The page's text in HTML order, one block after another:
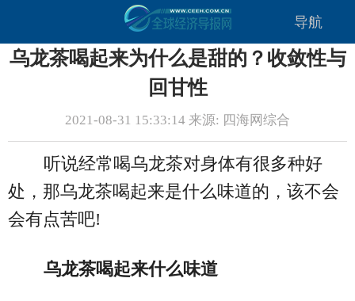
导航
乌龙茶喝起来为什么是甜的？收敛性与
回甘性
2021-08-31 15:33:14 来源: 四海网综合
听说经常喝乌龙茶对身体有很多种好
处，那乌龙茶喝起来是什么味道的，该不会
会有点苦吧!
乌龙茶喝起来什么味道